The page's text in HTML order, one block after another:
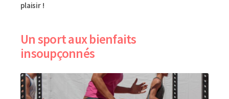
plaisir !
Un sport aux bienfaits
insoupçonnés